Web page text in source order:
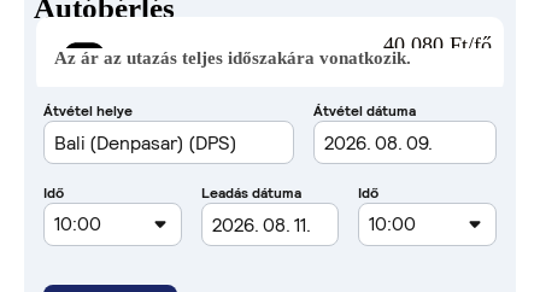
Autóbérlés
40 080 Ft/fő
Az ár az utazás teljes időszakára vonatkozik.